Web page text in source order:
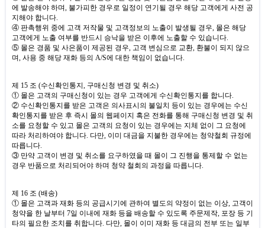
에 발송해야 하며 불가피한 경우로 일정이 연기될 경우 해당 고객에게 사전 공
지해야 합니다
④ 판촉행위 중에 고객 저작물 및 고객정보의 노출이 발생될 경우 몰은 해당
고객에게 노출 여부를 반드시 승낙을 받은 이후에 노출할 수 있습니다
⑤ 몰은 경품 및 사은품이 제공된 경우
고객 변심으로 교환 환불이 되지 않으
며 사용 중 해당 재화 등의 A/S에 대한 책임이 없습니다
제 15 조 (수신확인통지 구매신청 변경 및 취소)
① 몰은 고객의 구매신청이 있는 경우 고객에게 수신확인통지를 합니다
② 수신확인통지를 받은 고객은 의사표시의 불일치 등이 있는 경우에는 수신
확인통지를 받은 후 즉시 몰의 웹페이지 혹은 전화를 통해 구매신청 변경 및 취
소를 요청할 수 있고 몰은 고객의 요청이 있는 경우에는 지체 없이 그 요청에
따라 처리하여야 합니다 다만 이미 대금을 지불한 경우에는 청약철회 규정에
따릅니다
③ 만약 고객이 변경 및 취소를 요구하였을 때 몰이 그 진행을 통제할 수 없는
경우 반품으로 처리되어야 하며 청약 철회의 과정을 따릅니다
제 16 조 (배송)
① 몰은 고객과 재화 등의 공급시기에 관하여 별도의 약정이 없는 이상 고객이
청약을 한 날부터 7일 이내에 재화 등을 배송할 수 있도록 주문제작 포장 등 기
타의 필요한 조치를 취합니다 다만 몰이 이미 재화 등 대금의 전부 또는 일부